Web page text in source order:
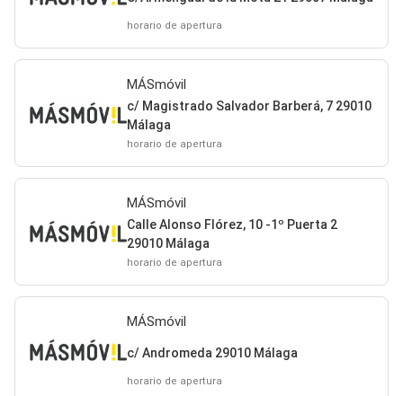
horario de apertura
MÁSmóvil
c/ Magistrado Salvador Barberá, 7 29010
Málaga
horario de apertura
MÁSmóvil
Calle Alonso Flórez, 10 -1º Puerta 2
29010 Málaga
horario de apertura
MÁSmóvil
c/ Andromeda 29010 Málaga
horario de apertura